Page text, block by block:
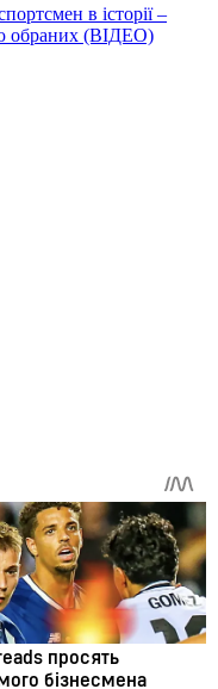
в історії –
обраних (ВІДЕО)